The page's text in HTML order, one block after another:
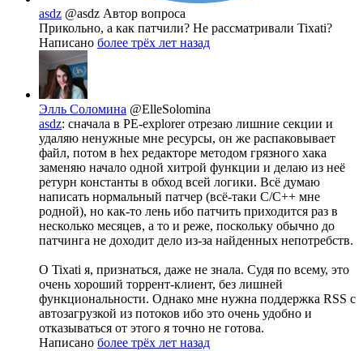
asdz @asdz Автор вопроса
Прикольно, а как патчили? Не рассматривали Tixati?
Написано более трёх лет назад
Элль Соломина @ElleSolomina
asdz: сначала в PE-explorer отрезаю лишние секции и
удаляю ненужные мне ресурсы, он же распаковывает
файл, потом в hex редакторе методом грязного хака
заменяю начало одной хитрой функции и делаю из неё
ретурн константы в обход всей логики. Всё думаю
написать нормальный патчер (всё-таки C/C++ мне
родной), но как-то лень ибо патчить приходится раз в
несколько месяцев, а то и реже, поскольку обычно до
патчинга не доходит дело из-за найденных непотребств.
О Tixati я, признаться, даже не знала. Судя по всему, это
очень хороший торрент-клиент, без лишней
функциональности. Однако мне нужна поддержка RSS с
автозагрузкой из потоков ибо это очень удобно и
отказываться от этого я точно не готова.
Написано более трёх лет назад